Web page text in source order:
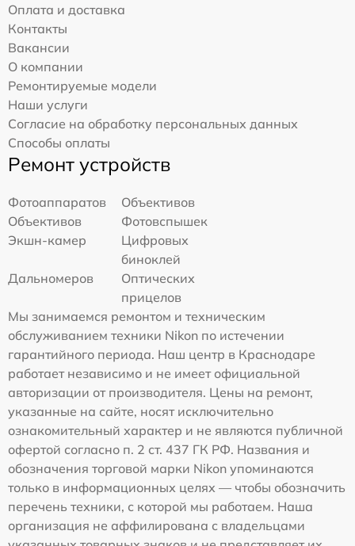
Оплата и доставка
Контакты
Вакансии
О компании
Ремонтируемые модели
Наши услуги
Согласие на обработку персональных данных
Способы оплаты
Ремонт устройств
Фотоаппаратов
Объективов
Объективов
Фотовспышек
Экшн-камер
Цифровых
биноклей
Дальномеров
Оптических
прицелов
Мы занимаемся ремонтом и техническим
обслуживанием техники Nikon по истечении
гарантийного периода. Наш центр в Краснодаре
работает независимо и не имеет официальной
авторизации от производителя. Цены на ремонт,
указанные на сайте, носят исключительно
ознакомительный характер и не являются публичной
офертой согласно п. 2 ст. 437 ГК РФ. Названия и
обозначения торговой марки Nikon упоминаются
только в информационных целях — чтобы обозначить
перечень техники, с которой мы работаем. Наша
организация не аффилирована с владельцами